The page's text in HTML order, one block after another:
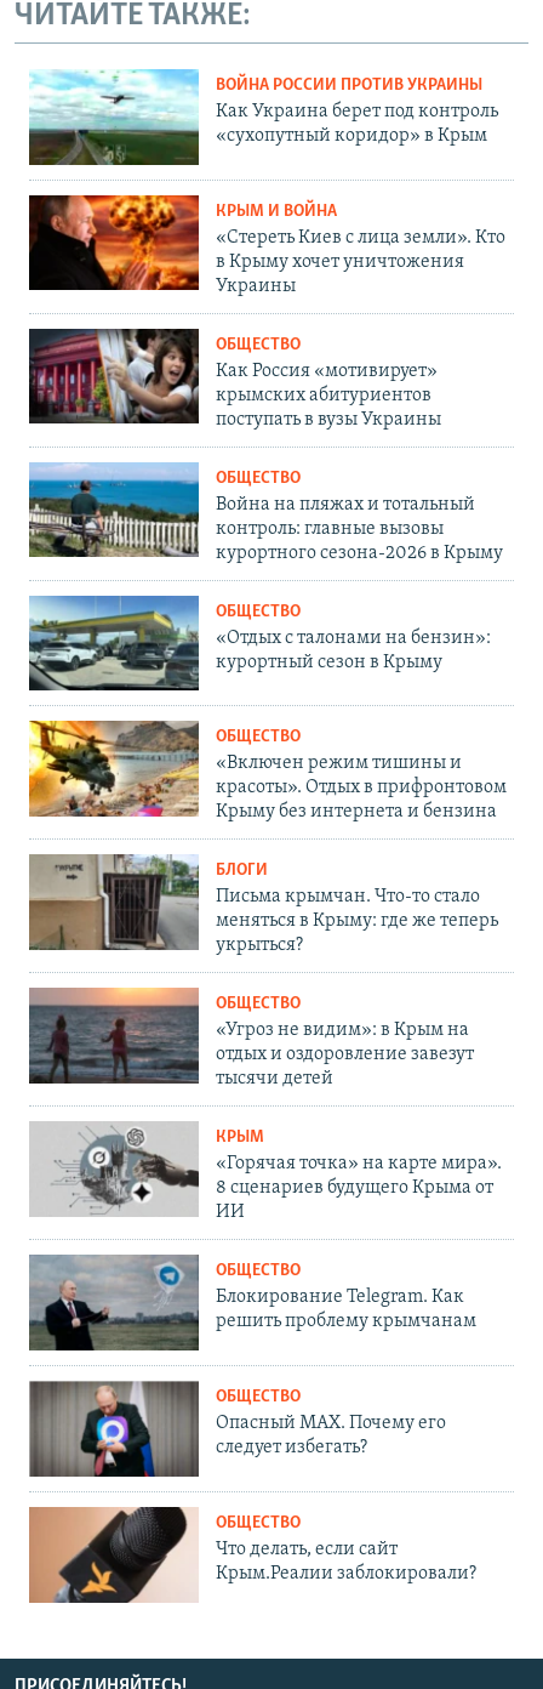
ЧИТАЙТЕ ТАКЖЕ:
ВОЙНА РОССИИ ПРОТИВ УКРАИНЫ
Как Украина берет под контроль
«сухопутный коридор» в Крым
КРЫМ И ВОЙНА
«Стереть Киев с лица земли». Кто
в Крыму хочет уничтожения
Украины
ОБЩЕСТВО
Как Россия «мотивирует»
крымских абитуриентов
поступать в вузы Украины
ОБЩЕСТВО
Война на пляжах и тотальный
контроль: главные вызовы
курортного сезона-2026 в Крыму
ОБЩЕСТВО
«Отдых с талонами на бензин»:
курортный сезон в Крыму
ОБЩЕСТВО
«Включен режим тишины и
красоты». Отдых в прифронтовом
Крыму без интернета и бензина
БЛОГИ
Письма крымчан. Что-то стало
меняться в Крыму: где же теперь
укрыться?
ОБЩЕСТВО
«Угроз не видим»: в Крым на
отдых и оздоровление завезут
тысячи детей
КРЫМ
«Горячая точка» на карте мира».
8 сценариев будущего Крыма от
ИИ
ОБЩЕСТВО
Блокирование Telegram. Как
решить проблему крымчанам
ОБЩЕСТВО
Опасный MAX. Почему его
следует избегать?
ОБЩЕСТВО
Что делать, если сайт
Крым.Реалии заблокировали?